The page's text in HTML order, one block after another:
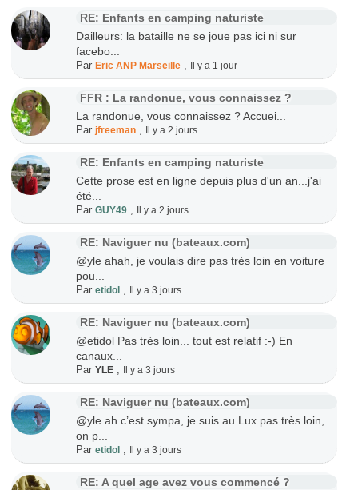
RE: Enfants en camping naturiste
Dailleurs: la bataille ne se joue pas ici ni sur
facebo...
ParEric ANP Marseille , Il y a 1 jour
FFR : La randonue, vous connaissez ?
La randonue, vous connaissez ? Accuei...
Parjfreeman , Il y a 2 jours
RE: Enfants en camping naturiste
Cette prose est en ligne depuis plus d'un an...j'ai
été...
ParGUY49 , Il y a 2 jours
RE: Naviguer nu (bateaux.com)
@yle ahah, je voulais dire pas très loin en voiture
pou...
Paretidol , Il y a 3 jours
RE: Naviguer nu (bateaux.com)
@etidol Pas très loin... tout est relatif :-) En
canaux...
ParYLE , Il y a 3 jours
RE: Naviguer nu (bateaux.com)
@yle ah c’est sympa, je suis au Lux pas très loin,
on p...
Paretidol , Il y a 3 jours
RE: A quel age avez vous commencé ?